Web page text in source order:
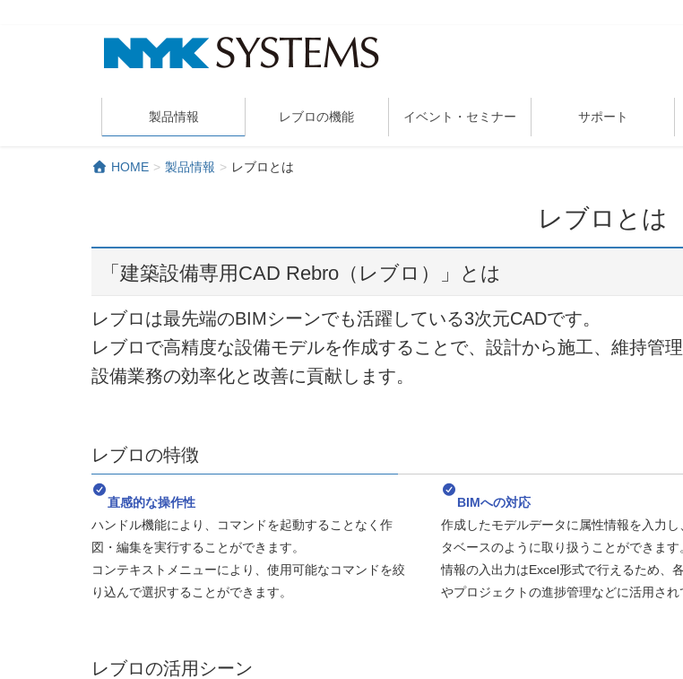
製品情報 レブロの機能 イベント・セミナー サポート
HOME 製品情報 レブロとは
レブロとは
「建築設備専用CAD Rebro（レブロ）」とは
レブロは最先端のBIMシーンでも活躍している3次元CADです。
レブロで高精度な設備モデルを作成することで、設計から施工、維持管
設備業務の効率化と改善に貢献します。
レブロの特徴
直感的な操作性
ハンドル機能により、コマンドを起動することなく作
図・編集を実行することができます。
コンテキストメニューにより、使用可能なコマンドを絞
り込んで選択することができます。
BIMへの対応
作成したモデルデータに属性情報を入力し
タベースのように取り扱うことができます
情報の入出力はExcel形式で行えるため、
やプロジェクトの進捗管理などに活用され
レブロの活用シーン